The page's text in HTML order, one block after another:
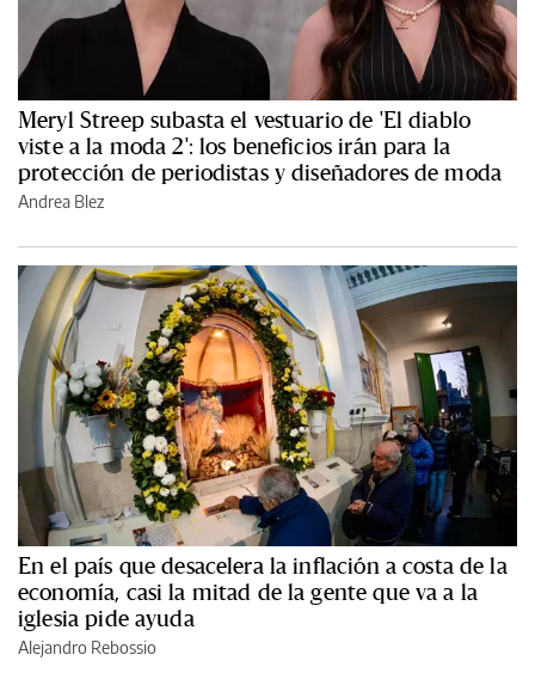
Meryl Streep subasta el vestuario de 'El diablo
viste a la moda 2': los beneficios irán para la
protección de periodistas y diseñadores de moda
Andrea Blez
En el país que desacelera la inflación a costa de la
economía, casi la mitad de la gente que va a la
iglesia pide ayuda
Alejandro Rebossio